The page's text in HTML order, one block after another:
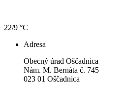
22/9 °C
Adresa
Obecný úrad Oščadnica
Nám. M. Bernáta č. 745
023 01 Oščadnica